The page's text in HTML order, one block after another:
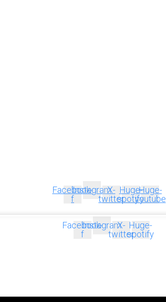
Facebook-
f
InstagramX-
twitter
Huge-
spotify
Huge-
youtube
Facebook-
f
InstagramX-
twitter
Huge-
spotify